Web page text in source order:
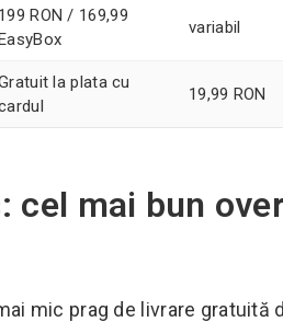
199 RON / 169,99
variabil
la plata cu
19,99 RON
cel mai bun
mic prag de livrare